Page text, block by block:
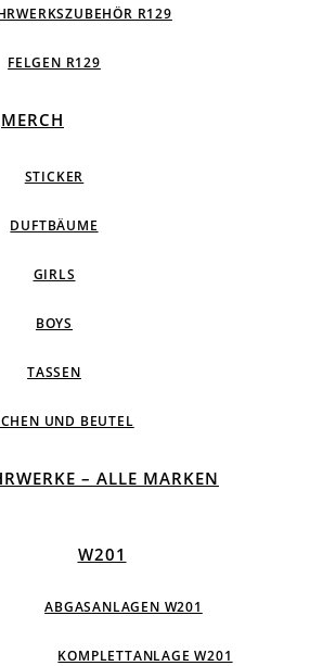
R129
FELGEN R129
MERCH
STICKER
DUFTBÄUME
GIRLS
BOYS
TASSEN
UND BEUTEL
– ALLE MARKEN
W201
ABGASANLAGEN W201
KOMPLETTANLAGE W201